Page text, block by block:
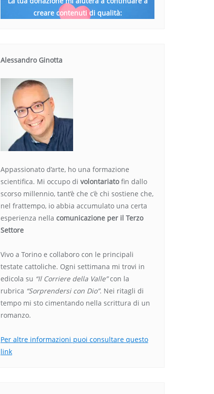
creare contenuti di qualità:
Alessandro Ginotta
Appassionato d’arte, ho una formazione
scientifica. Mi occupo di volontariatofin dallo
scorso millennio, tant’è che c’è chi sostiene che,
nel frattempo, io abbia accumulato una certa
esperienza nella comunicazione per il Terzo
Settore
Vivo a Torino e collaboro con le principali
testate cattoliche. Ogni settimana mi trovi in
edicola su “Il Corriere della Valle”con la
rubrica “Sorprendersi con Dio”. Nei ritagli di
tempo mi sto cimentando nella scrittura di un
romanzo.
Per altre informazioni puoi consultare questo
link